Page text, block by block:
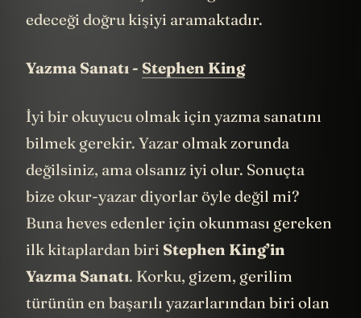
edeceği doğru kişiyi aramaktadır.
Yazma Sanatı - Stephen King
İyi bir okuyucu olmak için yazma sanatını
bilmek gerekir. Yazar olmak zorunda
değilsiniz, ama olsanız iyi olur. Sonuçta
bize okur-yazar diyorlar öyle değil mi?
Buna heves edenler için okunması gereken
ilk kitaplardan biri Stephen King’in
Yazma Sanatı. Korku, gizem, gerilim
türünün en başarılı yazarlarından biri olan